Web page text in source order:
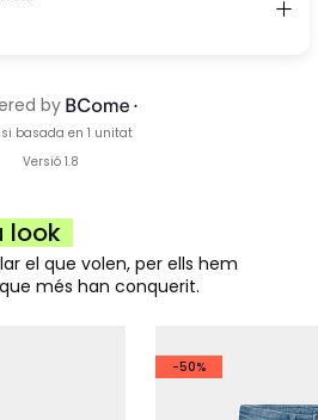
look
el que volen, per ells hem
més han conquerit.
-50%